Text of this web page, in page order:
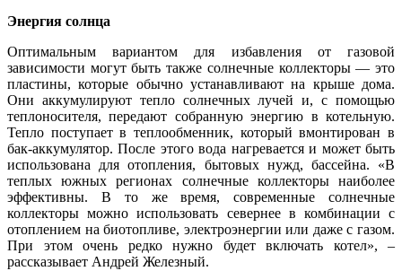
Энергия солнца
Оптимальным вариантом для избавления от газовой
зависимости могут быть также солнечные коллекторы — это
пластины, которые обычно устанавливают на крыше дома.
Они аккумулируют тепло солнечных лучей и, с помощью
теплоносителя, передают собранную энергию в котельную.
Тепло поступает в теплообменник, который вмонтирован в
бак-аккумулятор. После этого вода нагревается и может быть
использована для отопления, бытовых нужд, бассейна. «В
теплых южных регионах солнечные коллекторы наиболее
эффективны. В то же время, современные солнечные
коллекторы можно использовать севернее в комбинации с
отоплением на биотопливе, электроэнергии или даже с газом.
При этом очень редко нужно будет включать котел», –
рассказывает Андрей Железный.